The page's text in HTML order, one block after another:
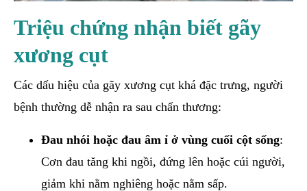
Triệu chứng nhận biết gãy
xương cụt
Các dấu hiệu của gãy xương cụt khá đặc trưng, người
bệnh thường dễ nhận ra sau chấn thương:
Đau nhói hoặc đau âm ỉ ở vùng cuối cột sống:
Cơn đau tăng khi ngồi, đứng lên hoặc cúi người,
giảm khi nằm nghiêng hoặc nằm sấp.